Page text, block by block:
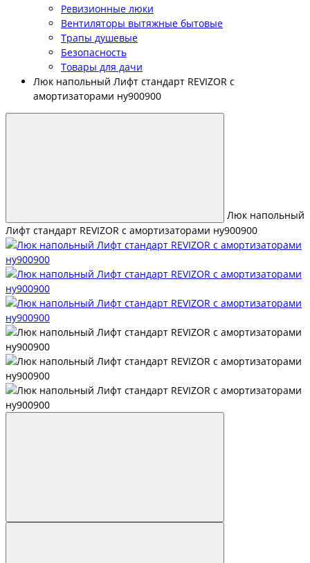
Ревизионные люки
Вентиляторы вытяжные бытовые
Трапы душевые
Безопасность
Товары для дачи
Люк напольный Лифт стандарт REVIZOR с
амортизаторами ну900900
Люк напольный
Лифт стандарт REVIZOR с амортизаторами ну900900